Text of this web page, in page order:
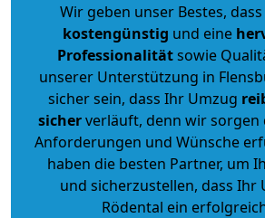
Wir geben unser Bestes,
kostengünstig und eine
Professionalitätsowie
unserer Unterstützung in
sicher sein, dass Ihr Umzug
sicherverläuft, denn wir sorgen
Anforderungen und Wünsche
haben die besten Partner, um
und sicherzustellen, dass Ihr
Rödental ein